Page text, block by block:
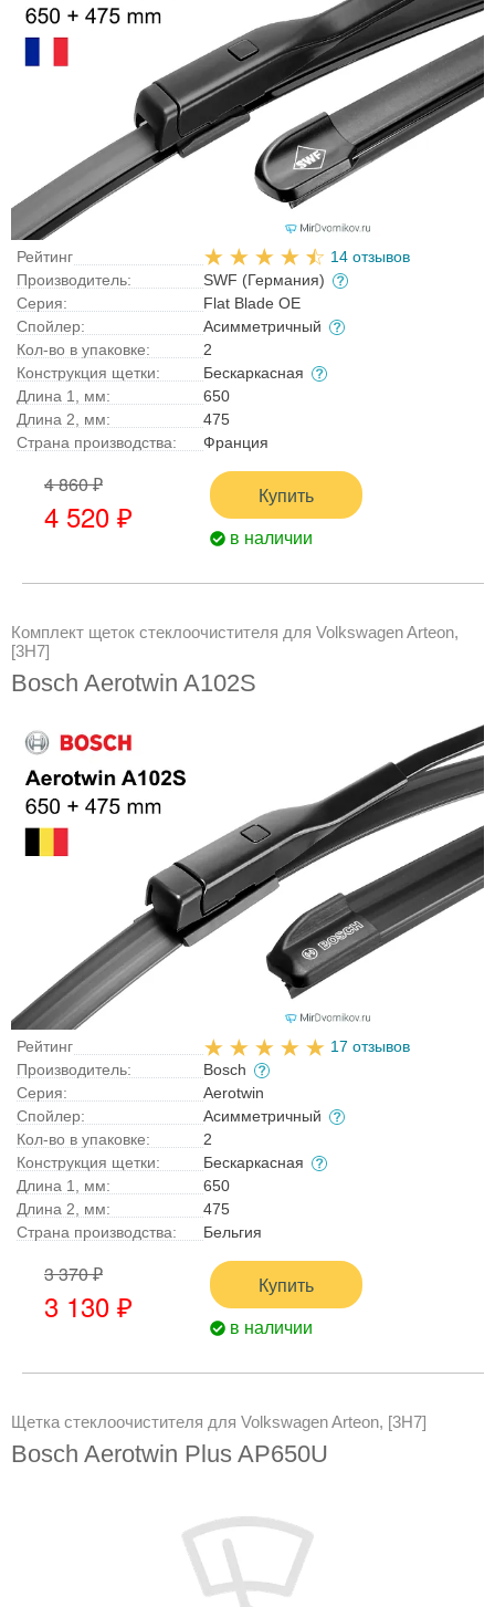
Рейтинг
14 отзывов
Производитель:
SWF (Германия)
Серия:
Flat Blade OE
Спойлер:
Асимметричный
Кол-во в упаковке:
2
Конструкция щетки:
Бескаркасная
Длина 1, мм:
650
Длина 2, мм:
475
Страна производства:
Франция
4 860 ₽
4 520 ₽
Купить
в наличии
Комплект щеток стеклоочистителя для Volkswagen Arteon,
[3H7]
Bosch Aerotwin A102S
Рейтинг
17 отзывов
Производитель:
Bosch
Серия:
Aerotwin
Спойлер:
Асимметричный
Кол-во в упаковке:
2
Конструкция щетки:
Бескаркасная
Длина 1, мм:
650
Длина 2, мм:
475
Страна производства:
Бельгия
3 370 ₽
3 130 ₽
Купить
в наличии
Щетка стеклоочистителя для Volkswagen Arteon, [3H7]
Bosch Aerotwin Plus AP650U